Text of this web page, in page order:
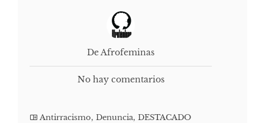
De Afrofeminas
No hay comentarios
Antirracismo, Denuncia, DESTACADO